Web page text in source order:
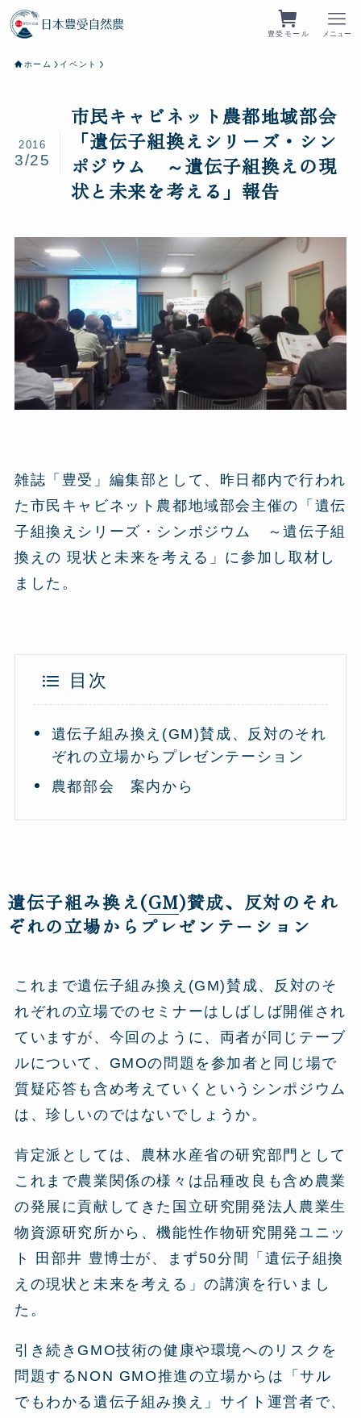
豊受モール メニュー
ホーム イベント
市民キャビネット農都地域部会
「遺伝子組換えシリーズ・シン
ポジウム ～遺伝子組換えの現
状と未来を考える」報告
2016
3/25
雑誌「豊受」編集部として、昨日都内で行われ
た市民キャビネット農都地域部会主催の「遺伝
子組換えシリーズ・シンポジウム ～遺伝子組
換えの 現状と未来を考える」に参加し取材し
ました。
目次
遺伝子組み換え(GM)賛成、反対のそれ
ぞれの立場からプレゼンテーション
農都部会 案内から
遺伝子組み換え(GM)賛成、反対のそれ
ぞれの立場からプレゼンテーション
これまで遺伝子組み換え(GM)賛成、反対のそ
れぞれの立場でのセミナーはしばしば開催され
ていますが、今回のように、両者が同じテーブ
ルについて、GMOの問題を参加者と同じ場で
質疑応答も含め考えていくというシンポジウム
は、珍しいのではないでしょうか。
肯定派としては、農林水産省の研究部門として
これまで農業関係の様々は品種改良も含め農業
の発展に貢献してきた国立研究開発法人農業生
物資源研究所から、機能性作物研究開発ユニッ
ト 田部井 豊博士が、まず50分間「遺伝子組換
えの現状と未来を考える」の講演を行いまし
た。
引き続きGMO技術の健康や環境へのリスクを
問題するNON GMO推進の立場からは「サル
でもわかる遺伝子組み換え」サイト運営者で、